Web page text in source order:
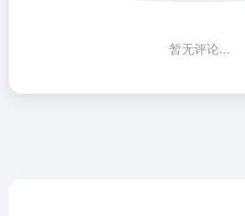
暂无评论...